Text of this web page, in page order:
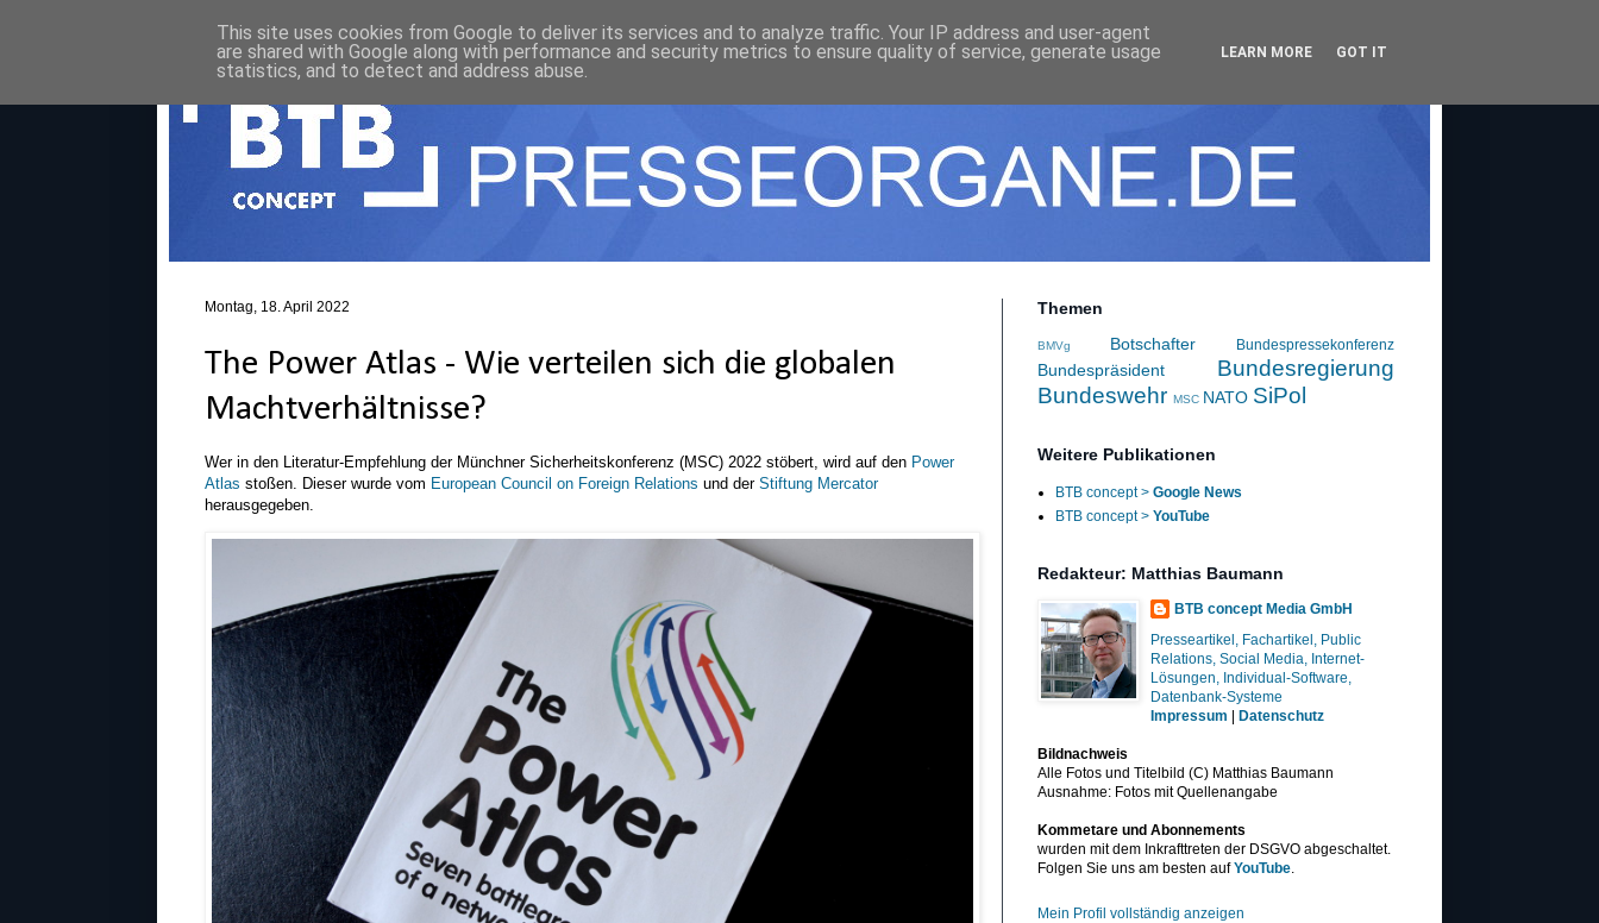
Montag, 18. April 2022
The Power Atlas - Wie verteilen sich die globalen
Machtverhältnisse?
Wer in den Literatur-Empfehlung der Münchner Sicherheitskonferenz (MSC) 2022 stöbert, wird auf den Power
Atlas stoßen. Dieser wurde vom European Council on Foreign Relations und der Stiftung Mercator
herausgegeben.
Themen
BMVg Botschafter Bundespressekonferenz
Bundespräsident
Bundesregierung
Bundeswehr MSC NATO SiPol
Weitere Publikationen
BTB concept > Google News
BTB concept > YouTube
Redakteur: Matthias Baumann
BTB concept Media GmbH
Presseartikel, Fachartikel, Public
Relations, Social Media, Internet-
Lösungen, Individual-Software,
Datenbank-Systeme
Impressum
Datenschutz
Bildnachweis
Alle Fotos und Titelbild (C) Matthias Baumann
Ausnahme: Fotos mit Quellenangabe
Kommetare und Abonnements
wurden mit dem Inkrafttreten der DSGVO abgeschaltet.
Folgen Sie uns am besten aufYouTube.
Mein Profil vollständig anzeigen
This site uses cookies from Google to deliver its services and to analyze traffic. Your IP address and user-agent
are shared with Google along with performance and security metrics to ensure quality of service, generate usage
statistics, and to detect and address abuse.
LEARN MORE GOT IT